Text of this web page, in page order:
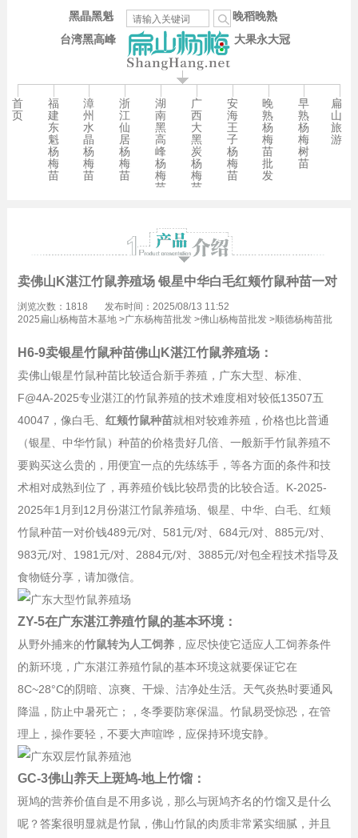
台湾黑高峰
晚稻晚熟
大果永大冠
黑晶黑魁
首
页
福
建
东
魁
杨
梅
苗
漳
州
水
晶
杨
梅
苗
浙
江
仙
居
杨
梅
苗
湖
南
黑
高
峰
杨
梅
苗
广
西
大
黑
炭
杨
梅
苗
安
海
王
子
杨
梅
苗
晚
熟
杨
梅
苗
批
发
早
熟
杨
梅
树
苗
扁
山
旅
游
卖佛山K湛江竹鼠养殖场 银星中华白毛红颊竹鼠种苗一对
浏览次数：1818
发布时间：2025/08/13 11:52
2025扁山杨梅苗木基地>广东杨梅苗批发>佛山杨梅苗批发>顺德杨梅苗批
H6-9卖银星竹鼠种苗佛山K湛江竹鼠养殖场：
卖佛山银星竹鼠种苗比较适合新手养殖，广东大型、标准、
F@4A-2025专业湛江的竹鼠养殖的技术难度相对较低13507五
40047，像白毛、 红颊竹鼠种苗就相对较难养殖，价格也比普通
（银星、中华竹鼠）种苗的价格贵好几倍、一般新手竹鼠养殖不
要购买这么贵的，用便宜一点的先练练手，等各方面的条件和技
术相对成熟到位了，再养殖价钱比较昂贵的比较合适。K-2025-
2025年1月到12月份湛江竹鼠养殖场、银星、中华、白毛、红颊
竹鼠种苗一对价钱489元/对、 581元/对、 684元/对、885元/对、
983元/对、 1981元/对、2884元/对、 3885元/对包全程技术指导及
食物链分享，请加微信。
ZY-5在广东湛江养殖竹鼠的基本环境：
从野外捕来的竹鼠转为人工饲养，应尽快使它适应人工饲养条件
的新环境，广东湛江养殖竹鼠的基本环境这就要保证它在
8C~28°C的阴暗、凉爽、干燥、洁净处生活。天气炎热时要通风
降温，防止中暑死亡；，冬季要防寒保温。竹鼠易受惊恐，在管
理上，操作要轻，不要大声喧哗，应保持环境安静。
GC-3佛山养天上斑鸠-地上竹馏：
斑鸠的营养价值自是不用多说，那么与斑鸠齐名的竹馏又是什么
呢？答案很明显就是竹鼠，佛山竹鼠的肉质非常紧实细腻，并且